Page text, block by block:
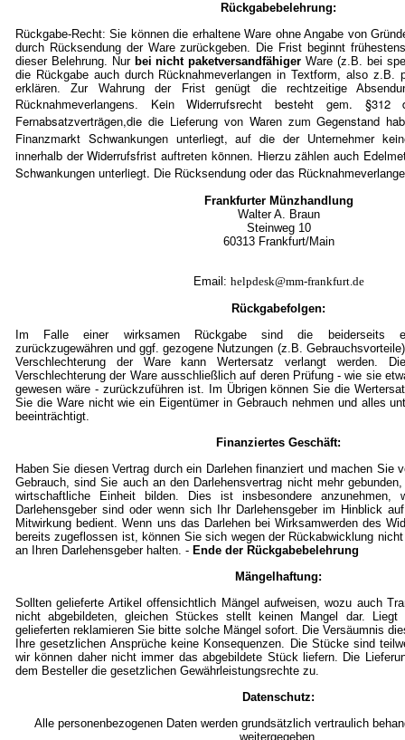
Rückgabebelehrung:
Rückgabe-Recht: Sie können die erhaltene Ware ohne Angabe von
durch Rücksendung der Ware zurückgeben. Die Frist beginnt
dieser Belehrung. Nur bei nicht paketversandfähiger Ware (z.B. bei
die Rückgabe auch durch Rücknahmeverlangen in Textform, also z.B.
erklären. Zur Wahrung der Frist genügt die rechtzeitige
Rücknahmeverlangens. Kein Widerrufsrecht besteht gem.
Fernabsatzverträgen,die die Lieferung von Waren zum Gegenstand
Finanzmarkt Schwankungen unterliegt, auf die der Unternehmer
innerhalb der Widerrufsfrist auftreten können. Hierzu zählen auch
Schwankungen unterliegt. Die Rücksendung oder das
Frankfurter Münzhandlung
Walter A. Braun
Steinweg 10
60313 Frankfurt/Main
Email: helpdesk@mm-frankfurt.de
Rückgabefolgen:
Im Falle einer wirksamen Rückgabe sind die beiderseits
zurückzugewähren und ggf. gezogene Nutzungen (z.B.
Verschlechterung der Ware kann Wertersatz verlangt werden.
Verschlechterung der Ware ausschließlich auf deren Prüfung - wie sie
gewesen wäre - zurückzuführen ist. Im Übrigen können Sie die
Sie die Ware nicht wie ein Eigentümer in Gebrauch nehmen und alles
beeinträchtigt.
Finanziertes Geschäft:
Haben Sie diesen Vertrag durch ein Darlehen finanziert und machen Sie
Gebrauch, sind Sie auch an den Darlehensvertrag nicht mehr
wirtschaftliche Einheit bilden. Dies ist insbesondere anzunehmen,
Darlehensgeber sind oder wenn sich Ihr Darlehensgeber im Hinblick
Mitwirkung bedient. Wenn uns das Darlehen bei Wirksamwerden des
bereits zugeflossen ist, können Sie sich wegen der Rückabwicklung
an Ihren Darlehensgeber halten. - Ende der Rückgabebelehrung
Mängelhaftung:
Sollten gelieferte Artikel offensichtlich Mängel aufweisen, wozu auch
nicht abgebildeten, gleichen Stückes stellt keinen Mangel dar.
gelieferten reklamieren Sie bitte solche Mängel sofort. Die Versäumnis
Ihre gesetzlichen Ansprüche keine Konsequenzen. Die Stücke sind
wir können daher nicht immer das abgebildete Stück liefern. Die
dem Besteller die gesetzlichen Gewährleistungsrechte zu.
Datenschutz:
Alle personenbezogenen Daten werden grundsätzlich vertraulich
weitergegeben.